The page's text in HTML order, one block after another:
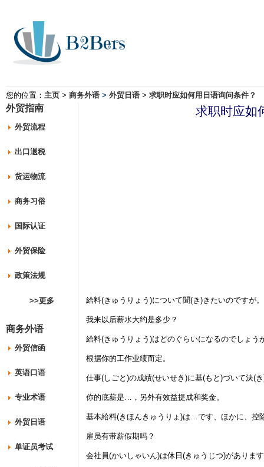
您的位置： 主页 > 商务外语 > 外贸日语 > 求职时应如何用日语询问条件？
外贸指南
外贸流程
出口退税
货运物流
商务习俗
国际认证
外贸保险
政策法规
>>更多
商务外语
外贸信函
英语口语
专业术语
外贸日语
单证员考试
求职时应如
給料(きゅうりょう)について聞(き)きたいのですが。
我来以后薪水大约是多少？
給料(きゅうりょう)はどのぐらいになるのでしょう
根据你的工作业绩而定。
仕事(しごと)の成績(せいせき)に基(もと)づいて決(
你的底薪是…，另外有效益提成和奖金。
基本給料(きほんきゅうりょ)は…です、ほかに、控
雇员有带薪假期吗？
会社員(かいしゃいん)は休日(きゅうじつ)がありま